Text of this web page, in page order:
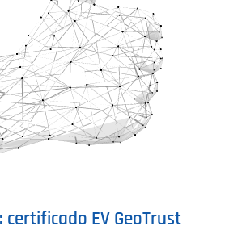
certificado EV GeoTrust